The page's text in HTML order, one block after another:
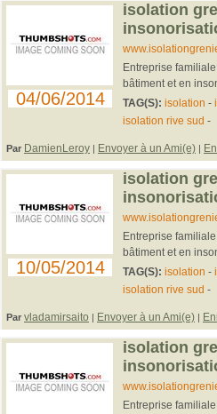
04/06/2014
isolation
Entreprise
bâtiment et en
TAG(S): isolation -
isolation rive sud -
Par DamienLeroy | Envoyer à un Ami(e) |
10/05/2014
isolation
Entreprise
bâtiment et en
TAG(S): isolation -
isolation rive sud -
Par vladamirsaito | Envoyer à un Ami(e) |
isolation
Entreprise